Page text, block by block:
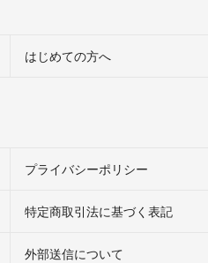
はじめての方へ
プライバシーポリシー
特定商取引法に基づく表記
外部送信について